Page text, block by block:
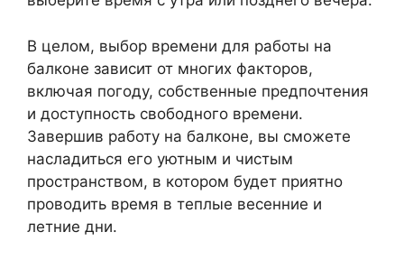
В целом, выбор времени для работы на
балконе зависит от многих факторов,
включая погоду, собственные предпочтения
и доступность свободного времени.
Завершив работу на балконе, вы сможете
насладиться его уютным и чистым
пространством, в котором будет приятно
проводить время в теплые весенние и
летние дни.